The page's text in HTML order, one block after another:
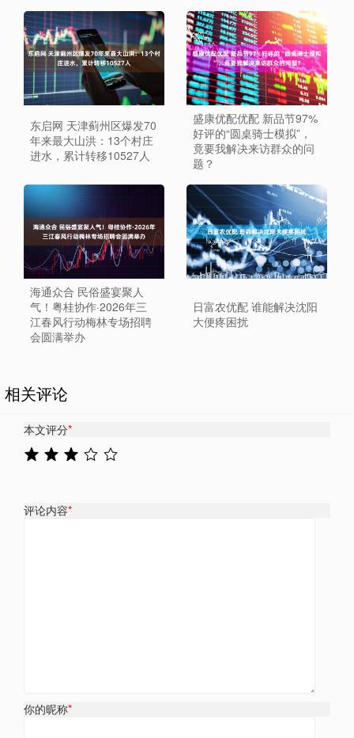
东启网 天津蓟州区爆发70
年来最大山洪：13个村庄
进水，累计转移10527人
盛康优配优配 新品节97%
好评的“圆桌骑士模拟”，
竟要我解决来访群众的问
题？
海通众合 民俗盛宴聚人
气！粤桂协作·2026年三
江春风行动梅林专场招聘
会圆满举办
日富农优配 谁能解决沈阳
大便疼困扰
相关评论
本文评分*
评论内容*
你的昵称*